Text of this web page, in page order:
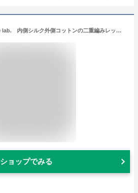
(カサネラボ)kasane lab. 内側シルク外側コットンの二重編みレッグウォーマー(レギュラー丈) (ライトグレー)【日本製】
ショップでみる